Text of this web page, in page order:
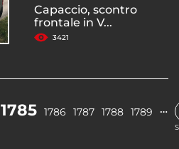
Capaccio, scontro
frontale in V...
3421
1785 1786 1787 1788 1789 …